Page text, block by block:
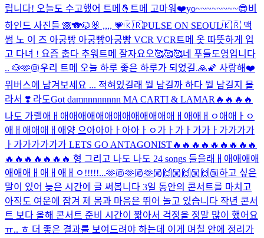
립니다! 오늘도 수고했어 트메🤞 트메 고마워❤️yo~~~~~~~~😎비
하인드 사진들 🙈🐨🐶🐰 ,,,, 💗🇰🇷PULSE ON SEOUL🇰🇷 맥
썸 노 이 즈 아궁빵 아궁빵아궁빵 VCR VCR 트메 옷 따뜻하게 입
고 다녀 ! 요즘 춥다 추워 트메 잘자요오🥰🥰🥰네 푸들도영입니다
.. 🐶🫶🏼우리 트메 오늘 하루 좋은 하루가 되었길.🙏🌠 사랑해❤️
위버스에 남겨보세요 ... 적혀있길래 뭘 남길까 하다 뭘 남길지 몰
라서 ❣️ 라도Got damnnnnnnnn MA CARTI & LAMAR🔥🔥🔥🔥
나도 가랠애ㅐ애애애애애애애애애애애애애ㅐ애애ㅐㅇ애애ㅏㅇ
애ㅐ애애애ㅐ애양 으아아아ㅏ아아ㅏㅇ가ㅏ가ㅏ가가ㅏ가가가가
ㅏ가가가가가가 LETS GO ANTAGONIST🔥🔥🔥🔥🔥🔥🔥🔥🔥
🔥🔥🔥🔥🔥🔥🔥 형 그리고 나도 나도 24 songs 들을래ㅐ애애애애
애애애ㅐ애ㅐ애ㅐㅇ!!!!!...🫶🏼🫶🏼🫶🏼🙌🏼🙌🏼🙌🏼하고 싶은
말이 있어 늦은 시간에 글 써봅니다 3일 동안의 콘서트를 마치고
아직도 여운에 잠겨 제 몸과 마음은 뛰어 놀고 있습니다 작년 콘서
트 보다 올해 콘서트 준비 시간이 짧아서 걱정을 정말 많이 했어요
ㅠ.. ㅎ 더 좋은 결과를 보여드려야 하는데 이게 며칠 안에 정리가